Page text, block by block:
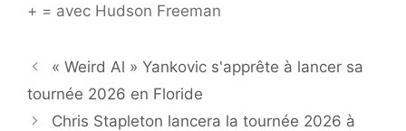
+ = avec Hudson Freeman
« Weird Al » Yankovic s'apprête à lancer sa
tournée 2026 en Floride
Chris Stapleton lancera la tournée 2026 à